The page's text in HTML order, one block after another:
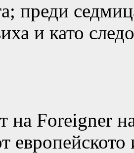
преди
и като
на Foreigner